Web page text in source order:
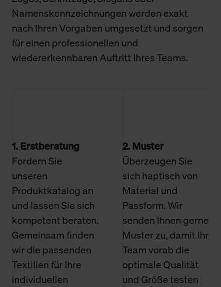
Namenskennzeichnungen werden exakt
nach Ihren Vorgaben umgesetzt und sorgen
für einen professionellen und
wiedererkennbaren Auftritt Ihres Teams.
1. Erstberatung
Fordern Sie
unseren
Produktkatalog an
und lassen Sie sich
kompetent beraten.
Gemeinsam finden
wir die passenden
Textilien für Ihre
individuellen
2. Muster
Überzeugen Sie
sich haptisch von
Material und
Passform. Wir
senden Ihnen gerne
Muster zu, damit Ihr
Team vorab die
optimale Qualität
und Größe testen